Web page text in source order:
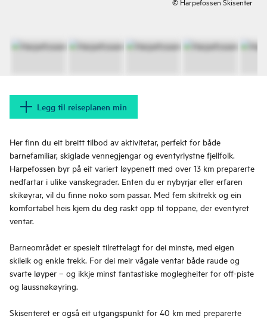
Legg til reiseplanen min
Her finn du eit breitt tilbod av aktivitetar, perfekt for både
barnefamiliar, skiglade vennegjengar og eventyrlystne fjellfolk.
Harpefossen byr på eit variert løypenett med over 13 km preparerte
nedfartar i ulike vanskegrader. Enten du er nybyrjar eller erfaren
skikøyrar, vil du finne noko som passar. Med fem skitrekk og ein
komfortabel heis kjem du deg raskt opp til toppane, der eventyret
ventar.
Barneområdet er spesielt tilrettelagt for dei minste, med eigen
skileik og enkle trekk. For dei meir vågale ventar både raude og
svarte løyper – og ikkje minst fantastiske moglegheiter for off-piste
og laussnøkøyring.
Skisenteret er også eit utgangspunkt for 40 km med preparerte